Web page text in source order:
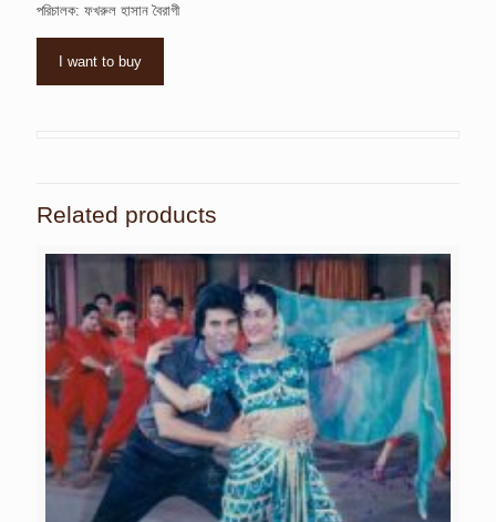
পরিচালক: ফখরুল হাসান বৈরাগী
I want to buy
Related products